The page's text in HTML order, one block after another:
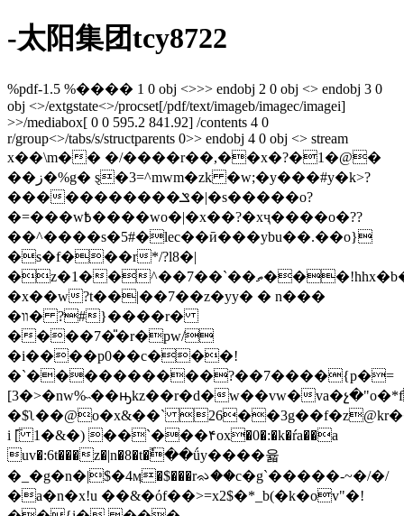
-太阳集团tcy8722
%pdf-1.5 %���� 1 0 obj <>>> endobj 2 0 obj <> endobj 3 0
obj <>/extgstate<>/procset[/pdf/text/imageb/imagec/imagei]
>>/mediabox[ 0 0 595.2 841.92] /contents 4 0
r/group<>/tabs/s/structparents 0>> endobj 4 0 obj <> stream
x��\m�� �/����r��,��x�?�1�@�
��ز�%g� ȿ�3=^mwm�zk �w;�y���#y�k>?
�����������ݏ�|�s�����o?
�=���w߿����wo�|�x��?�xҷ����o�??
��^����s�5#�lec��ӣ���ybu��.��o}
�s�f���r*/?l8�|
�z�1��^��7��`��ތ���!hhx�b�
�x��w?t��|��7��z�yy� � n���
�װ� ?#}����r�
����7�̎�r�pw/
�i����p0��c���!
�`����������?��7����{p�=
[3�>�nw%˵��ԣkz��r�d�w��vw�
�$ʅ��@o�x&��`
i [̅ 1�&�) ��`���۴ox�0�:�k�ŕa��a
uv�:6t���z�|n�8�t�ٗ��ǘy����윫
�_�g�n�|$�4ӎ�$���rᨋ��c�g`�����-~�/�/
�a�n�x!u ��&�όf��>=x2$�*_b(�k�ov"�!